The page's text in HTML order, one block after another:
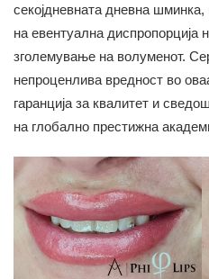
секојдневната дневна
на евентуална диспропорција
зголемување на волуменот.
непроценлива вредност во
гаранција за квалитет и
на глобално престижна